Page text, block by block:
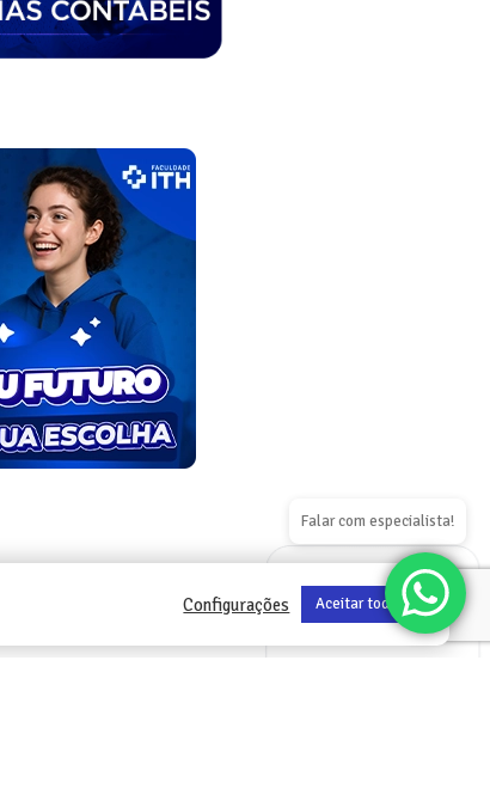
Configurações Aceitar todos
Falar com especialista!